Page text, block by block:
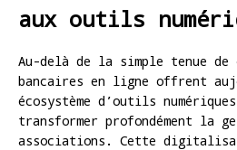
aux outils
Au-delà de la simple tenue
bancaires en ligne offrent
écosystème d’outils
transformer profondément la
associations. Cette